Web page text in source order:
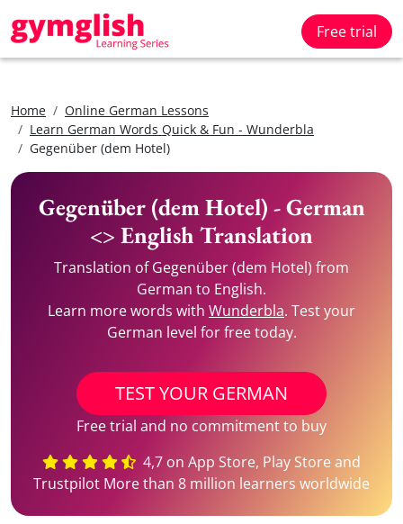
Free trial
Home
Online German Lessons
Learn German Words Quick & Fun - Wunderbla
Gegenüber (dem Hotel)
Gegenüber (dem Hotel) - German
<> English Translation
Translation of Gegenüber (dem Hotel) from
German to English.
Learn more words with Wunderbla. Test your
German level for free today.
TEST YOUR GERMAN
Free trial and no commitment to buy
4,7 on App Store, Play Store and
Trustpilot More than 8 million learners worldwide